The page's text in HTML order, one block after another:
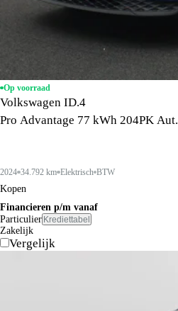
Op voorraad
Volkswagen ID.4
Pro Advantage 77 kWh 204PK Aut.
2024 34.792 km Elektrisch BTW
Kopen
Financieren p/m vanaf
Particulier Krediettabel
Zakelijk
Vergelijk